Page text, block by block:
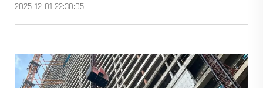
2025-12-01 22:30:05